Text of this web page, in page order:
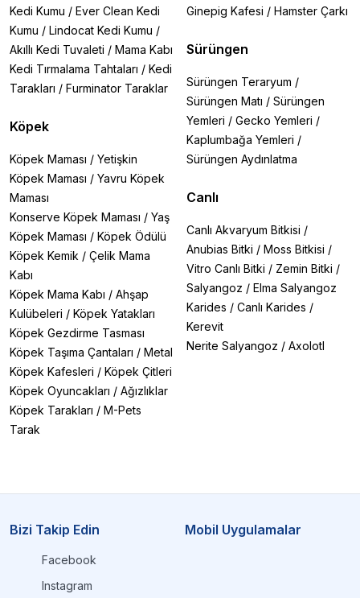
Kedi Kumu / Ever Clean Kedi
Kumu / Lindocat Kedi Kumu /
Akıllı Kedi Tuvaleti / Mama Kabı
Kedi Tırmalama Tahtaları / Kedi
Tarakları / Furminator Taraklar
Köpek
Köpek Maması / Yetişkin
Köpek Maması / Yavru Köpek
Maması
Konserve Köpek Maması / Yaş
Köpek Maması / Köpek Ödülü
Köpek Kemik / Çelik Mama
Kabı
Köpek Mama Kabı / Ahşap
Kulübeleri / Köpek Yatakları
Köpek Gezdirme Tasması
Köpek Taşıma Çantaları / Metal
Köpek Kafesleri / Köpek Çitleri
Köpek Oyuncakları / Ağızlıklar
Köpek Tarakları / M-Pets
Tarak
Ginepig Kafesi / Hamster Çarkı
Sürüngen
Sürüngen Teraryum /
Sürüngen Matı / Sürüngen
Yemleri / Gecko Yemleri /
Kaplumbağa Yemleri /
Sürüngen Aydınlatma
Canlı
Canlı Akvaryum Bitkisi /
Anubias Bitki / Moss Bitkisi /
Vitro Canlı Bitki / Zemin Bitki /
Salyangoz / Elma Salyangoz
Karides / Canlı Karides /
Kerevit
Nerite Salyangoz / Axolotl
Bizi Takip Edin
Facebook
Instagram
Mobil Uygulamalar